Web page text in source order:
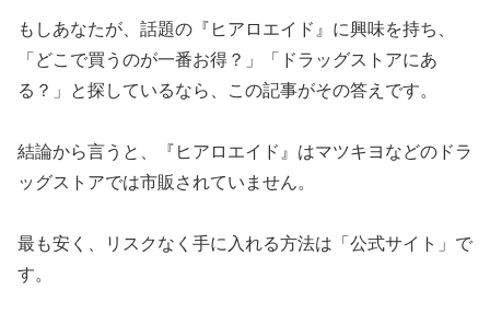
もしあなたが、話題の『ヒアロエイド』に興味を持ち、
「どこで買うのが一番お得？」「ドラッグストアにあ
る？」と探しているなら、この記事がその答えです。
結論から言うと、『ヒアロエイド』はマツキヨなどのドラ
ッグストアでは市販されていません。
最も安く、リスクなく手に入れる方法は「公式サイト」で
す。